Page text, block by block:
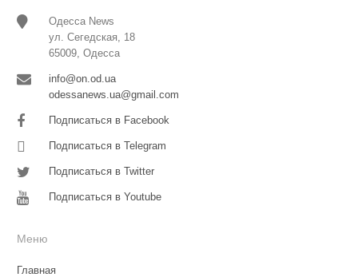
Одесса News
ул. Сегедская, 18
65009, Одесса
info@on.od.ua
odessanews.ua@gmail.com
Подписаться в Facebook
Подписаться в Telegram
Подписаться в Twitter
Подписаться в Youtube
Меню
Главная